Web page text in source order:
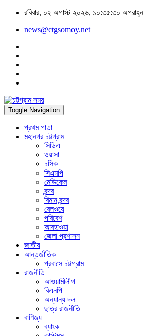
রবিবার, ০২ অগাস্ট ২০২৬, ১০:৩৫:৩০ অপরাহ্ন
news@ctgsomoy.net
Toggle Navigation
প্রথম পাতা
মহানগর চট্টগ্রাম
সিডিএ
ওয়াসা
চসিক
সিএমপি
মেডিকেল
বন্দর
বিমান বন্দর
রেলওয়ে
পরিবেশ
আবহাওয়া
জেলা প্রশাসন
জাতীয়
আন্তর্জাতিক
প্রবাসে চট্টগ্রাম
রাজনীতি
আওয়ামীলীগ
বিএনপি
অন্যান্য দল
ছাত্র রাজনীতি
বাণিজ্য
ব্যাংক